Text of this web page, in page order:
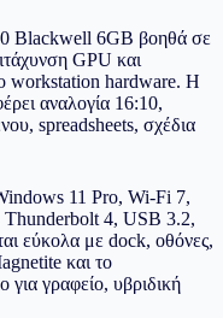
Blackwell 6GB βοηθά σε
GPU και
workstation hardware. Η
αναλογία 16:10,
spreadsheets, σχέδια
11 Pro, Wi-Fi 7,
4, USB 3.2,
εύκολα με dock, οθόνες,
και το
για γραφείο, υβριδική